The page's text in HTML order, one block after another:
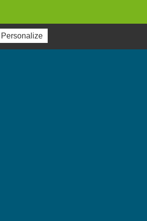
Personalize